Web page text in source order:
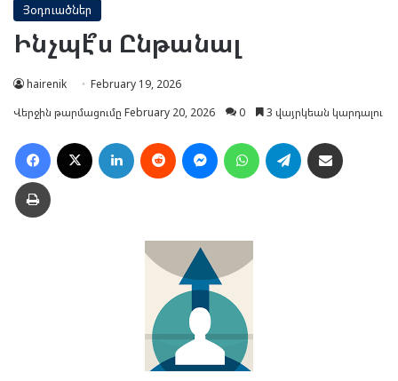
Յօդուածներ
Ինչպէ՞ս Ընթանալ
hairenik
February 19, 2026
Վերջին թարմացումը February 20, 2026
0 3 վայրկեան կարդալու
Facebook LinkedIn Reddit MessengerWhatsAppTelegram
Տպել